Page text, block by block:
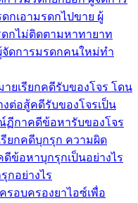
กเอามรดกไปขาย ผู้
กไม่ติดตามหาทายาท
ดการมรดกคนใหม่ทำ
ยเรียกคดีรับของโจร โดน
ต่อสู้คดีรับของโจรเป็น
ฏีกาคดีข้อหารับของโจร
ยกคดีบุกรุก ความผิด
ข้อหาบุกรุกเป็นอย่างไร
กอย่างไร
รอบครองยาไอซ์เพื่อ